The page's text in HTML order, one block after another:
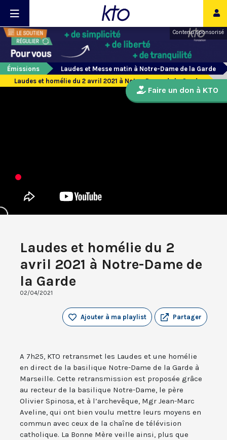
Contenu sponsorisé
Émissions
Laudes et Messe matin à Notre-Dame de la Garde
Laudes et homélie du 2 avril 2021 à Notre-Dame de la Garde
Laudes et homélie du 2
avril 2021 à Notre-Dame de
la Garde
02/04/2021
Partager
Ajouter à ma playlist
A 7h25, KTO retransmet les Laudes et une homélie
en direct de la basilique Notre-Dame de la Garde à
Marseille. Cette retransmission est proposée grâce
au recteur de la basilique Notre-Dame, le père
Olivier Spinosa, et à l’archevêque, Mgr Jean-Marc
Aveline, qui ont bien voulu mettre leurs moyens en
commun avec ceux de la chaîne de télévision
catholique. La Bonne Mère veille ainsi, plus que
Faire un don à KTO